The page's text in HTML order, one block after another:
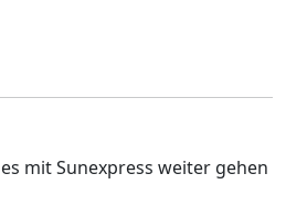
mit Sunexpress weiter gehen